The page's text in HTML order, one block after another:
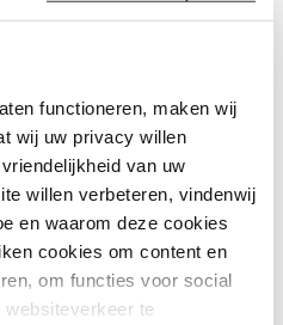
functioneren, maken wij
wij uw privacy willen
van uw
willen verbeteren, vindenwij
en waarom deze cookies
cookies om content en
om functies voor social
websiteverkeer te
aantal aankomende
hiervoor de laatste
de website van de
staking België?
gesproken door de